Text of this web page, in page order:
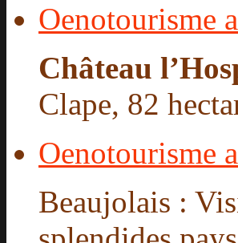
Oenotourisme
Château
Clape, 82
Oenotourisme
Beaujolais :